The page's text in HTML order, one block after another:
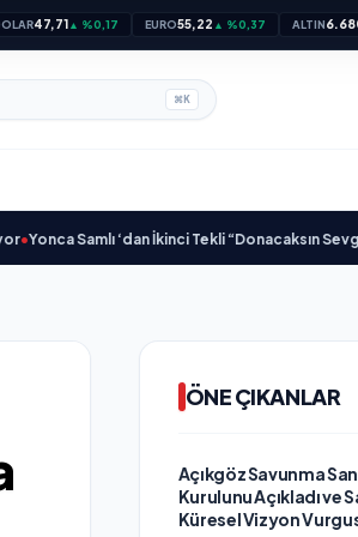
47,71▲ %0,17 EURO55,22 ▲ %0,37 ALTIN
⌘K
Samlı ‘dan İkinci Tekli “Donacaksın Sevgilim “
ÖNE ÇIKANLAR
Açıkgöz Savunma
Kurulunu Açıkladı ve
Küresel Vizyon